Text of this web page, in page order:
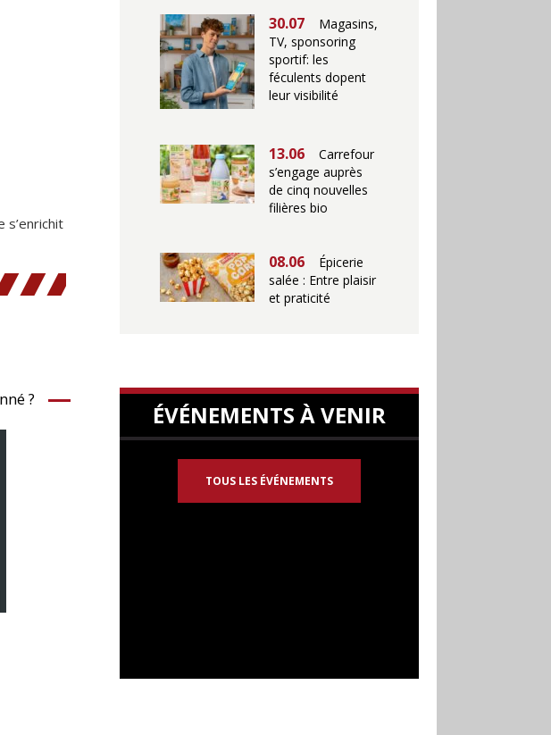
s’enrichit
?
30.07
Magasins,
TV, sponsoring
sportif: les
féculents dopent
leur visibilité
13.06
Carrefour
s’engage auprès
de cinq nouvelles
filières bio
08.06
Épicerie
salée : Entre plaisir
et praticité
ÉVÉNEMENTS À VENIR
TOUS LES ÉVÉNEMENTS